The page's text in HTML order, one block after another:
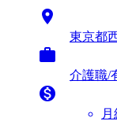

東京都

介護職/
